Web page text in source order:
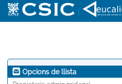
Opcions de llista